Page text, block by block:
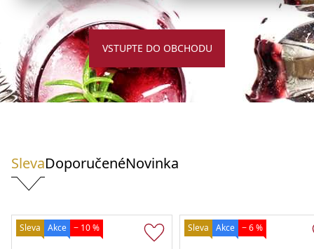
VSTUPTE DO OBCHODU
SlevaDoporučenéNovinka
Sleva Akce − 10 % Sleva Akce − 6 %